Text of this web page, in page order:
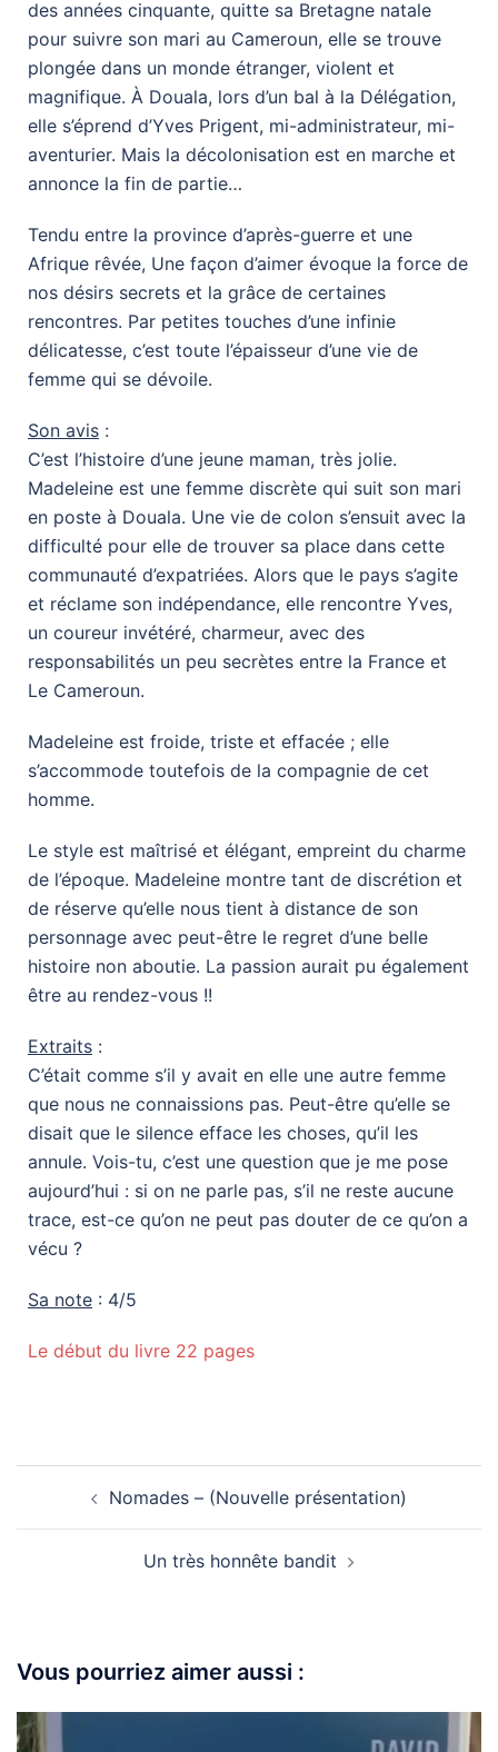
des années cinquante, quitte sa Bretagne natale
pour suivre son mari au Cameroun, elle se trouve
plongée dans un monde étranger, violent et
magnifique. À Douala, lors d’un bal à la Délégation,
elle s’éprend d’Yves Prigent, mi-administrateur, mi-
aventurier. Mais la décolonisation est en marche et
annonce la fin de partie…
Tendu entre la province d’après-guerre et une
Afrique rêvée, Une façon d’aimer évoque la force de
nos désirs secrets et la grâce de certaines
rencontres. Par petites touches d’une infinie
délicatesse, c’est toute l’épaisseur d’une vie de
femme qui se dévoile.
Son avis :
C’est l’histoire d’une jeune maman, très jolie.
Madeleine est une femme discrète qui suit son mari
en poste à Douala. Une vie de colon s’ensuit avec la
difficulté pour elle de trouver sa place dans cette
communauté d’expatriées. Alors que le pays s’agite
et réclame son indépendance, elle rencontre Yves,
un coureur invétéré, charmeur, avec des
responsabilités un peu secrètes entre la France et
Le Cameroun.
Madeleine est froide, triste et effacée ; elle
s’accommode toutefois de la compagnie de cet
homme.
Le style est maîtrisé et élégant, empreint du charme
de l’époque. Madeleine montre tant de discrétion et
de réserve qu’elle nous tient à distance de son
personnage avec peut-être le regret d’une belle
histoire non aboutie. La passion aurait pu également
être au rendez-vous !!
Extraits :
C’était comme s’il y avait en elle une autre femme
que nous ne connaissions pas. Peut-être qu’elle se
disait que le silence efface les choses, qu’il les
annule. Vois-tu, c’est une question que je me pose
aujourd’hui : si on ne parle pas, s’il ne reste aucune
trace, est-ce qu’on ne peut pas douter de ce qu’on a
vécu ?
Sa note : 4/5
Le début du livre 22 pages
Nomades – (Nouvelle présentation)
Un très honnête bandit
Vous pourriez aimer aussi :